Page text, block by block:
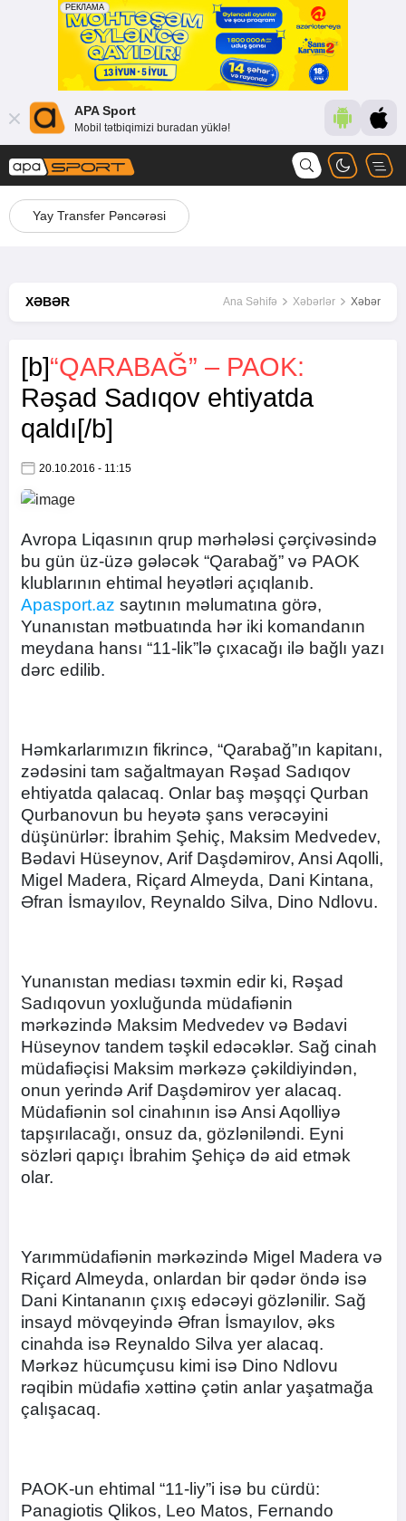
APA Sport
Mobil tətbiqimizi buradan yüklə!
Yay Transfer Pəncərəsi
XƏBƏR Ana Səhifə Xəbərlər Xəbər
[b]“QARABAĞ” – PAOK:
Rəşad Sadıqov ehtiyatda
qaldı[/b]
20.10.2016 - 11:15
Avropa Liqasının qrup mərhələsi çərçivəsində
bu gün üz-üzə gələcək “Qarabağ” və PAOK
klublarının ehtimal heyətləri açıqlanıb.
Apasport.az saytının məlumatına görə,
Yunanıstan mətbuatında hər iki komandanın
meydana hansı “11-lik”lə çıxacağı ilə bağlı yazı
dərc edilib.
Həmkarlarımızın fikrincə, “Qarabağ”ın kapitanı,
zədəsini tam sağaltmayan Rəşad Sadıqov
ehtiyatda qalacaq. Onlar baş məşqçi Qurban
Qurbanovun bu heyətə şans verəcəyini
düşünürlər: İbrahim Şehiç, Maksim Medvedev,
Bədavi Hüseynov, Arif Daşdəmirov, Ansi Aqolli,
Migel Madera, Riçard Almeyda, Dani Kintana,
Əfran İsmayılov, Reynaldo Silva, Dino Ndlovu.
Yunanıstan mediası təxmin edir ki, Rəşad
Sadıqovun yoxluğunda müdafiənin
mərkəzində Maksim Medvedev və Bədavi
Hüseynov tandem təşkil edəcəklər. Sağ cinah
müdafiəçisi Maksim mərkəzə çəkildiyindən,
onun yerində Arif Daşdəmirov yer alacaq.
Müdafiənin sol cinahının isə Ansi Aqolliyə
tapşırılacağı, onsuz da, gözləniləndi. Eyni
sözləri qapıçı İbrahim Şehiçə də aid etmək
olar.
Yarımmüdafiənin mərkəzində Migel Madera və
Riçard Almeyda, onlardan bir qədər öndə isə
Dani Kintananın çıxış edəcəyi gözlənilir. Sağ
insayd mövqeyində Əfran İsmayılov, əks
cinahda isə Reynaldo Silva yer alacaq.
Mərkəz hücumçusu kimi isə Dino Ndlovu
rəqibin müdafiə xəttinə çətin anlar yaşatmağa
çalışacaq.
PAOK-un ehtimal “11-liy”i isə bu cürdü:
Panagiotis Qlikos, Leo Matos, Fernando